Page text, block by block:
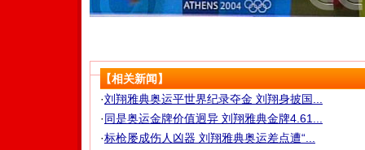
【相关新闻】
·刘翔雅典奥运平世界纪录夺金 刘翔身披国...
·同是奥运金牌价值迥异 刘翔雅典金牌4.61...
·标枪屡成伤人凶器 刘翔雅典奥运差点遭“...